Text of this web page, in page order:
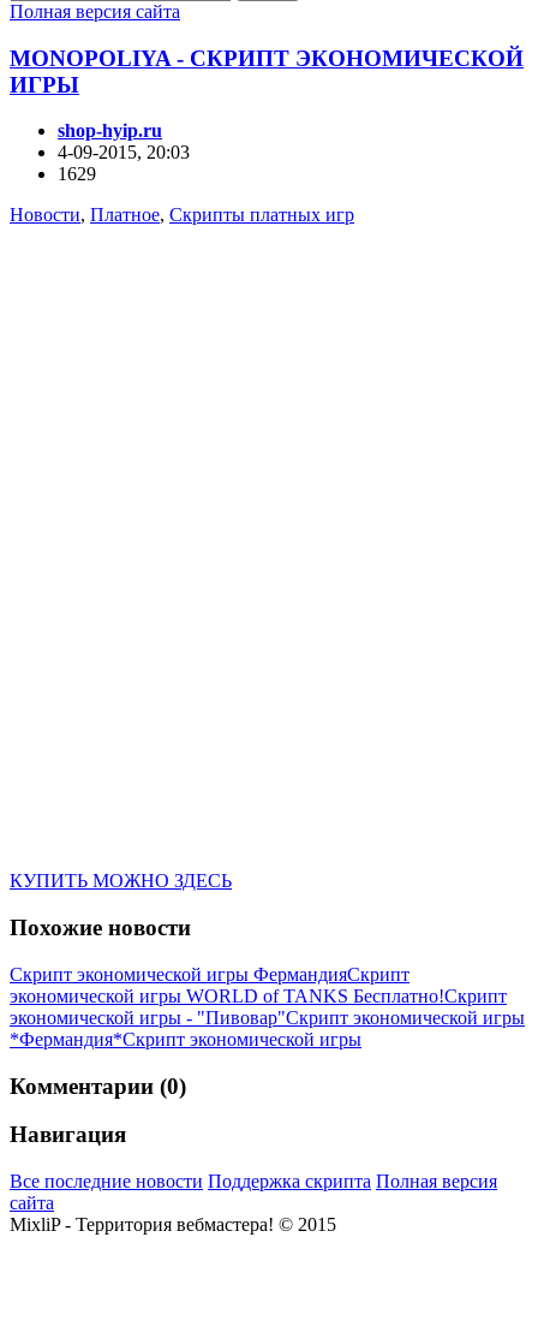
Полная версия сайта
MONOPOLIYA - СКРИПТ ЭКОНОМИЧЕСКОЙ
ИГРЫ
shop-hyip.ru
4-09-2015, 20:03
1629
Новости, Платное, Скрипты платных игр
КУПИТЬ МОЖНО ЗДЕСЬ
Похожие новости
Скрипт экономической игры ФермандияСкрипт
экономической игры WORLD of TANKS Бесплатно!Скрипт
экономической игры - "Пивовар"Скрипт экономической игры
*Фермандия*Скрипт экономической игры
Комментарии (0)
Навигация
Все последние новости Поддержка скрипта Полная версия
сайта
MixliP - Территория вебмастера! © 2015